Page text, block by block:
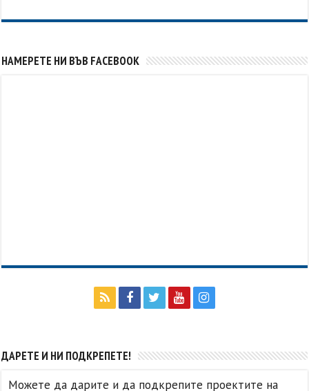
НАМЕРЕТЕ НИ ВЪВ FACEBOOK
ДАРЕТЕ И НИ ПОДКРЕПЕТЕ!
Можете да дарите и да подкрепите проектите на